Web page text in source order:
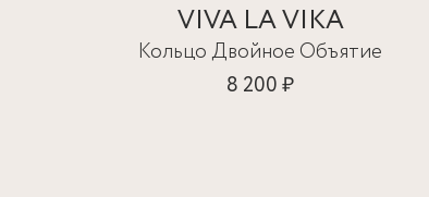
VIVA LA VIKA
Кольцо Двойное Объятие
8 200 ₽